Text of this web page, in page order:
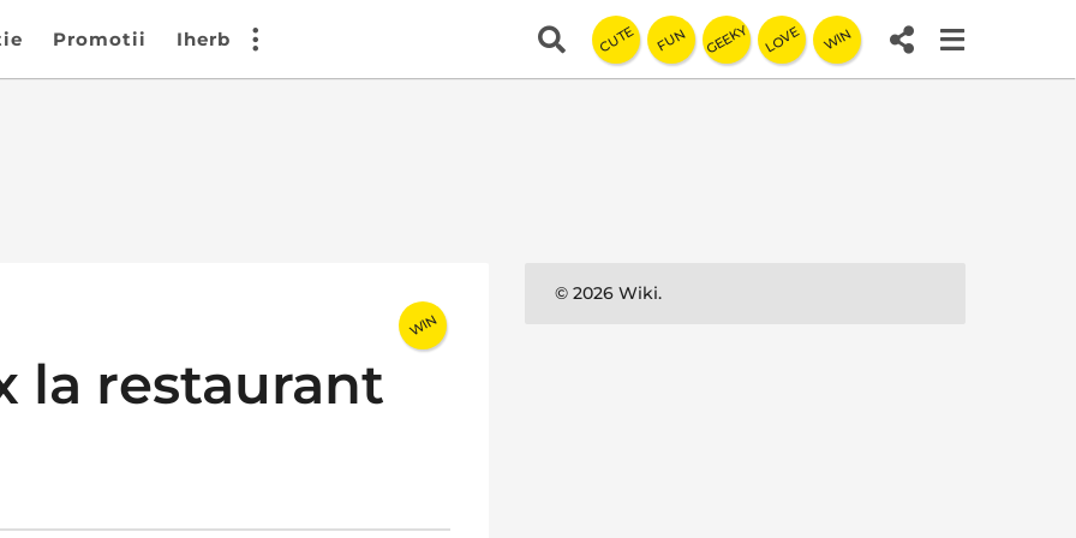
Promotii Iherb CUTE FUN GEEKY LOVE WIN
WIN
la restaurant
© 2026 Wiki.